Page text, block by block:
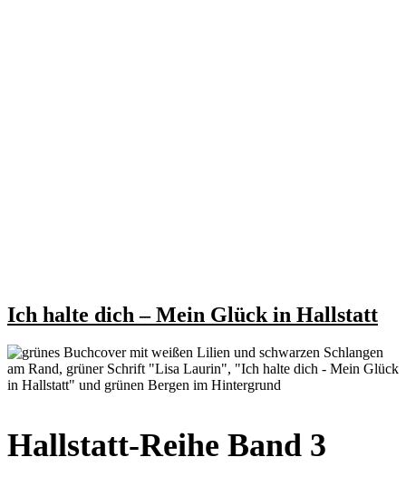
Ich halte dich – Mein Glück in Hallstatt
Hallstatt-Reihe Band 3